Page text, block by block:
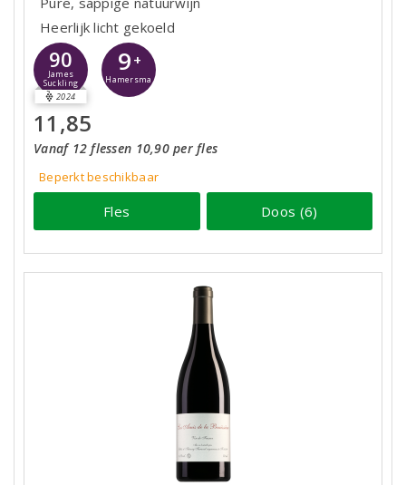
Heerlijk licht gekoeld
90
James
Suckling
2024
9 +
Hamersma
11,85
Vanaf 12 flessen 10,90 per fles
Beperkt beschikbaar
Fles Doos (6)